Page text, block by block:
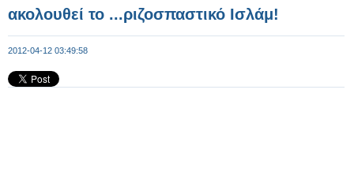
ακολουθεί το ...ριζοσπαστικό Ισλάμ!
2012-04-12 03:49:58